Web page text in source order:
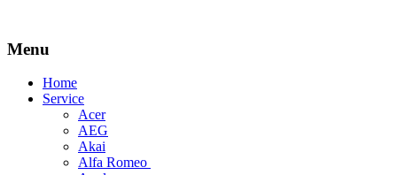
Menu
Skip
Home
Service
Acer
AEG
Akai
Alfa Romeo